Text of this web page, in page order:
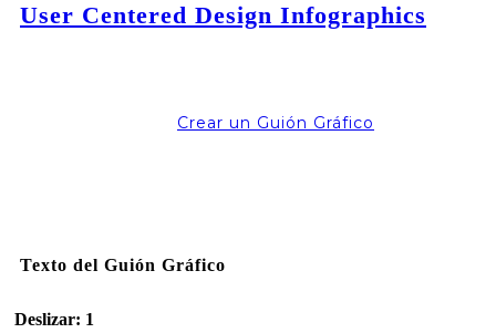
User Centered Design Infographics
Crear un Guión Gráfico
Texto del Guión Gráfico
Deslizar: 1